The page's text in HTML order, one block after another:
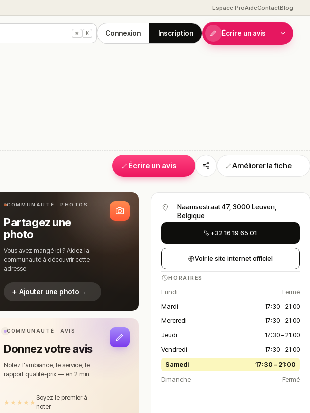
Espace ProAideContactBlog
⌘ K Connexion Inscription Écrire un avis
Écrire un avis Améliorer la fiche
COMMUNAUTÉ · PHOTOS
Partagez une
photo
Vous avez mangé ici ? Aidez la
communauté à découvrir cette
adresse.
＋ Ajouter une photo→
COMMUNAUTÉ · AVIS
Donnez votre avis
Notez l'ambiance, le service, le
rapport qualité-prix — en 2 min.
★ ★ ★ ★ ★
Soyez le premier à
noter
Naamsestraat 47, 3000 Leuven,
Belgique
+32 16 19 65 01
Voir le site internet officiel
HORAIRES
Lundi
Fermé
Mardi
17:30 – 21:00
Mercredi
17:30 – 21:00
Jeudi
17:30 – 21:00
Vendredi
17:30 – 21:00
Samedi
17:30 – 21:00
Dimanche
Fermé